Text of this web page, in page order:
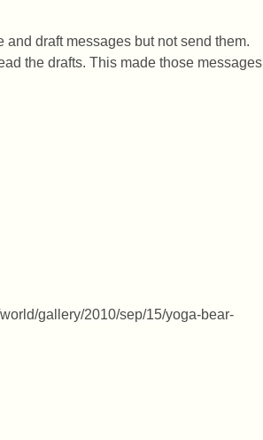
draft messages but not send them.
the drafts. This made those messages
gallery/2010/sep/15/yoga-bear-